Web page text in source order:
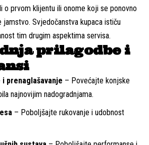
o prvom klijentu ili onome koji se ponovno
Svjedočanstva kupaca ističu
tim drugim aspektima servisa.
prilagodbe i
prenaglašavanje – Povećajte konjske
najnovijim nadogradnjama.
– Poboljšajte rukovanje i udobnost